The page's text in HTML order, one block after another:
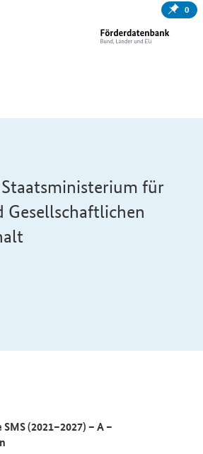
0
Staatsministerium für
Gesellschaftlichen
(2021–2027) – A –